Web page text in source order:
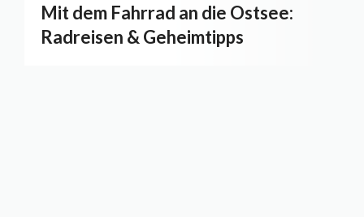
Mit dem Fahrrad an die Ostsee:
Radreisen & Geheimtipps